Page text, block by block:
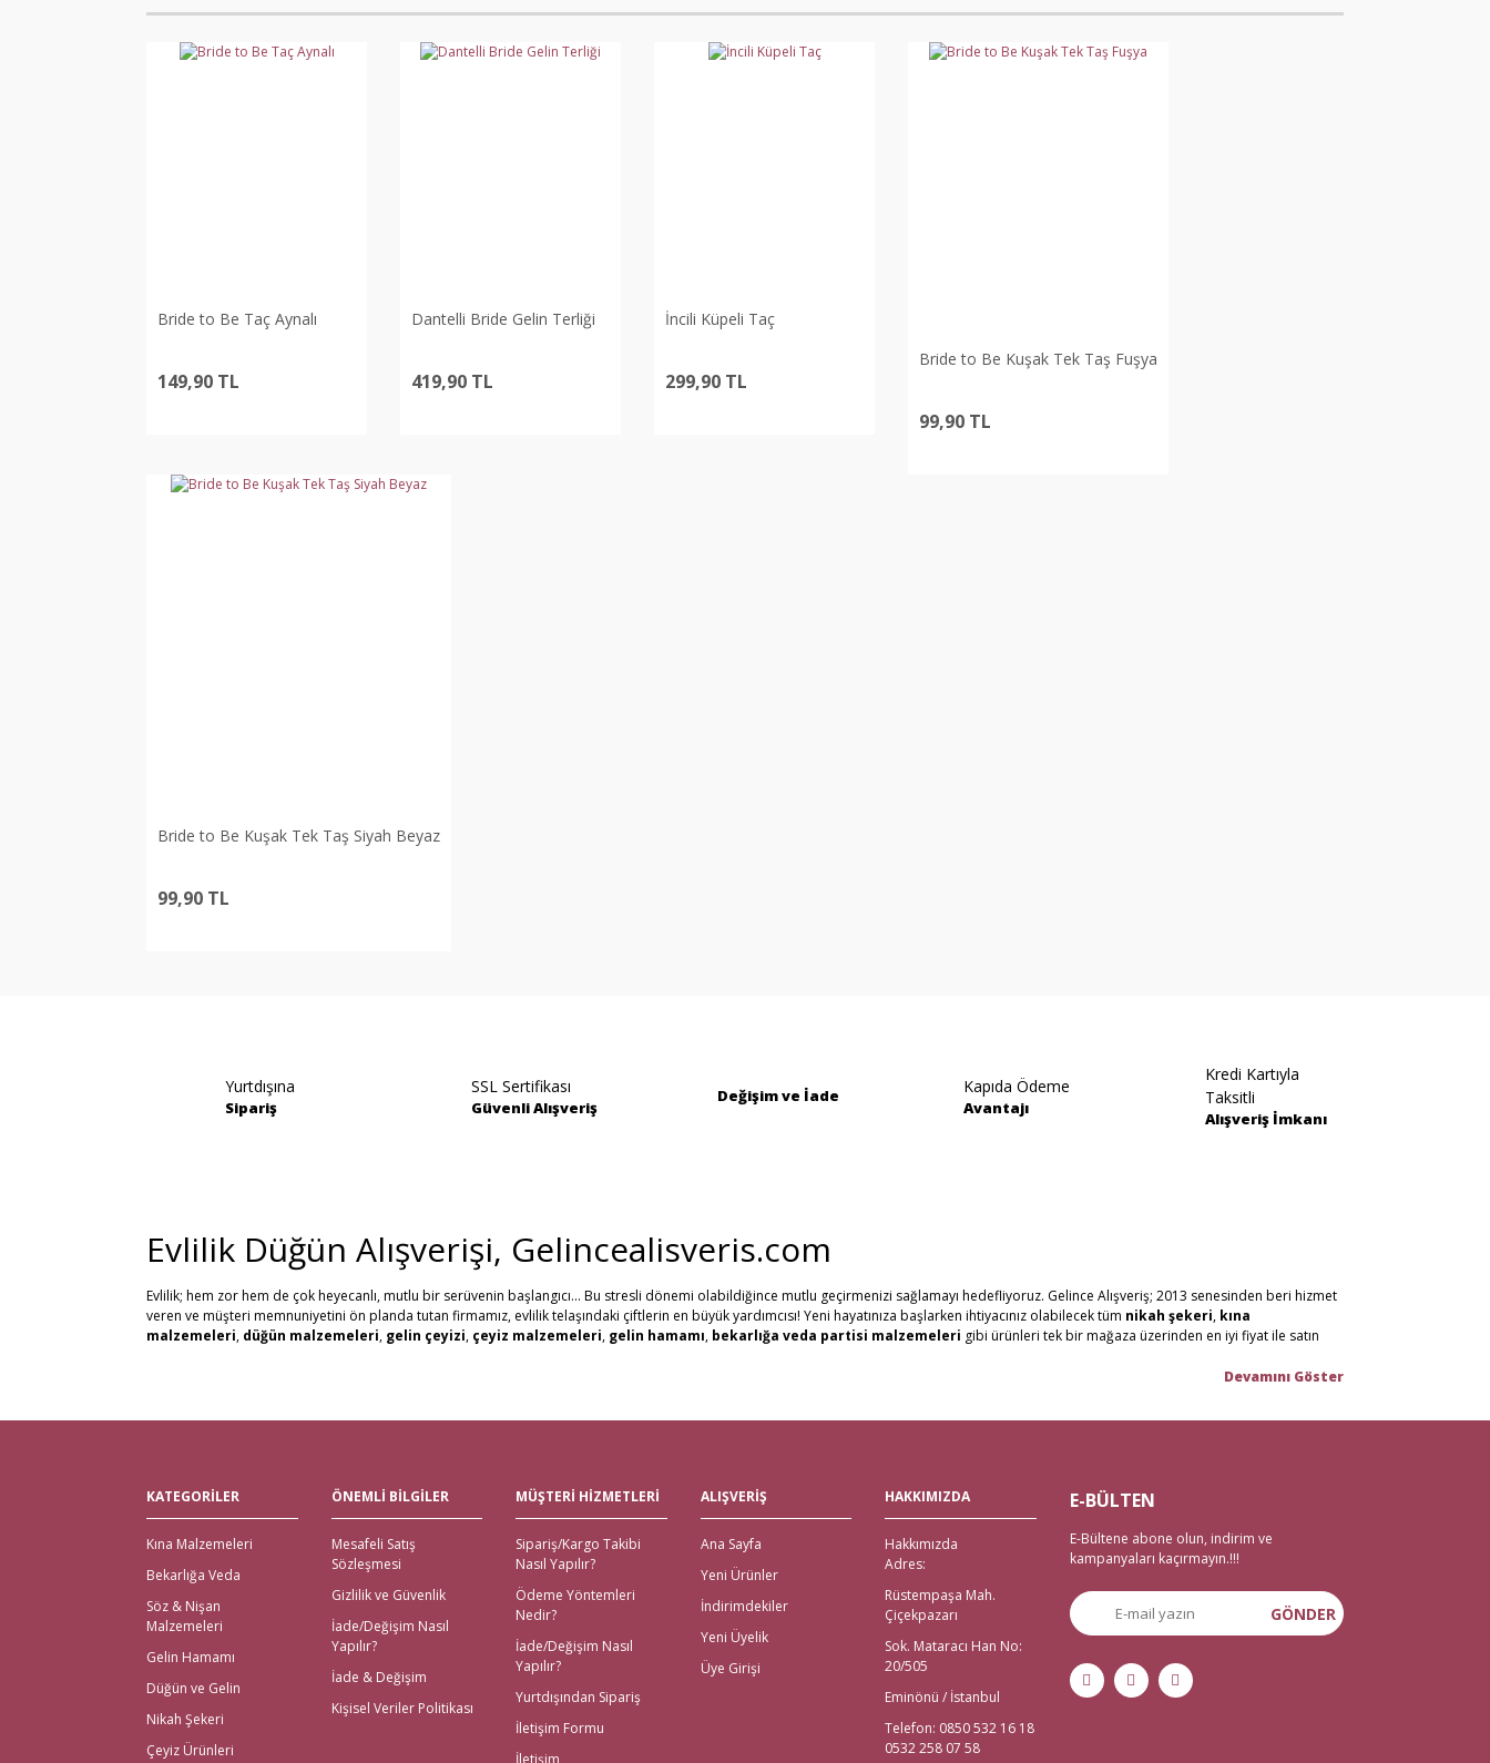
Görüş ve önerileriniz için teşekkür ederiz.
Bride to Be Taç Aynalı
149,90 TL
Dantelli Bride Gelin Terliği
419,90 TL
İncili Küpeli Taç
299,90 TL
Bride to Be Kuşak Tek Taş Fuşya
99,90 TL
Bride to Be Kuşak Tek Taş Siyah Beyaz
99,90 TL
Yurtdışına
Sipariş
SSL Sertifikası
Güvenli Alışveriş
Değişim ve İade Kapıda Ödeme
Avantajı
Kredi Kartıyla
Taksitli
Alışveriş İmkanı
Evlilik Düğün Alışverişi, Gelincealisveris.com
Evlilik; hem zor hem de çok heyecanlı, mutlu bir serüvenin başlangıcı... Bu stresli dönemi olabildiğince mutlu geçirmenizi sağlamayı hedefliyoruz. Gelince Alışveriş; 2013 senesinden beri hizmet
veren ve müşteri memnuniyetini ön planda tutan firmamız, evlilik telaşındaki çiftlerin en büyük yardımcısı! Yeni hayatınıza başlarken ihtiyacınız olabilecek tüm nikah şekeri, kına
malzemeleri, düğün malzemeleri, gelin çeyizi, çeyiz malzemeleri, gelin hamamı, bekarlığa veda partisi malzemeleri gibi ürünleri tek bir mağaza üzerinden en iyi fiyat ile satın
olanaklarımızla müşteri memnuniyetini en üst seviyede tutuyoruz. Ayrıca web sitemizdeki ürünleri yakından görmek isteyenler için, İstanbul Eminönü’ndeki mağazamızda hizmet vermekteyiz.
Nikah Şekeri ve En Kaliteli Çeyiz Malzemeleri
için en doğru adres elbette Gelince Alışveriş! Özellikle alışverişi gelenlere, Aras kargo güvencesiyle, hızlı teslimat imkanı mevcut. Bunun yanı sıra tüm çeyiz malzemele
için kapıda ödeme imkanı ile beraber yalnızca çeyiz malzemeleri için değil; sitemiz üzerinden ulaşabileceğiniz
nikah şekeri,kına malzemeleri düğün malzemeleri,gelin çeyizi
bekarlığa veda partisi malzemeleriiçin de kapıda ödeme imkanları bulunmaktadır. Yurt dışından nikah, nişan, kına ya da bekarlığa veda malzemelerine ihtiyaç duyanlar için de 2 gün
içinde teslimat yapılmaktadır.
İhtiyacınız Olan Tüm Kına Malzemeleri için Tek Adres!
Gelince Alışveriş üzerinden ihtiyacınız olan tüm kına malzemeleri tek tıkla kapınızda! İhtiyacınız olan tüm kına gecesi malzemeleri; kına tepsisi kına sepeti, kına gecesi aksesuarları, bindallı kaftan,
kına kutuları, ekonomik setler, mezuniyet kına gecesi, çerez kutuları ve kına taçları olmak üzere ihtiyacınız olan tüm
kına malzemeleriiçin tek adrese tıklamanız yeterli.
En Eğlenceli Bekarlığa Veda Partisi Malzemeleri
KATEGORİLER
Kına Malzemeleri
Bekarlığa Veda
Söz & Nişan
Malzemeleri
Gelin Hamamı
Düğün ve Gelin
Nikah Şekeri
Çeyiz Ürünleri
ÖNEMLİ BİLGİLER
Mesafeli Satış
Sözleşmesi
Gizlilik ve Güvenlik
İade/Değişim Nasıl
Yapılır?
İade & Değişim
Kişisel Veriler Politikası
MÜŞTERİ HİZMETLERİ
Sipariş/Kargo Takibi
Nasıl Yapılır?
Ödeme Yöntemleri
Nedir?
İade/Değişim Nasıl
Yapılır?
Yurtdışından Sipariş
İletişim Formu
İletişim
ALIŞVERİŞ
Ana Sayfa
Yeni Ürünler
İndirimdekiler
Yeni Üyelik
Üye Girişi
HAKKIMIZDA
Hakkımızda
Adres:
Rüstempaşa Mah.
Çiçekpazarı
Sok. Mataracı Han No:
20/505
Eminönü / İstanbul
Telefon: 0850 532 16 18
0532 258 07 58
E-BÜLTEN
E-Bültene abone olun, indirim ve
kampanyaları kaçırmayın.!!!
GÖNDER